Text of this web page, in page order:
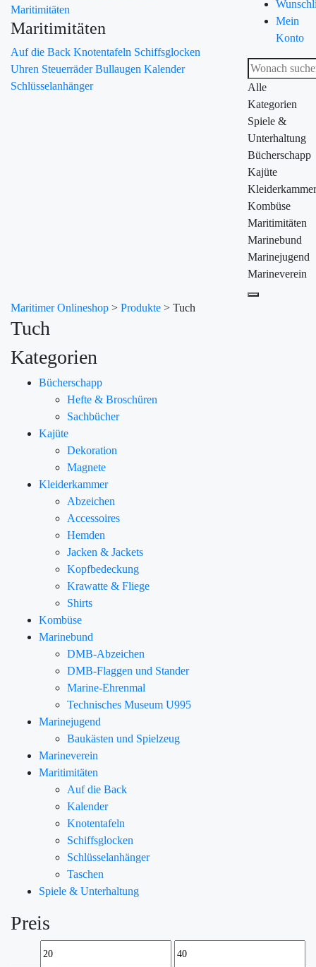
Maritimitäten
Maritimitäten
Auf die Back Knotentafeln Schiffsglocken
Uhren SteuerräderBullaugen Kalender
Schlüsselanhänger
Mein
Konto
Alle
Kategorien
Spiele &
Unterhaltung
Bücherschapp
Kajüte
Kleiderkammer
Kombüse
Maritimitäten
Marinebund
Marinejugend
Marineverein
Maritimer Onlineshop > Produkte > Tuch
Tuch
Kategorien
Bücherschapp
Hefte & Broschüren
Sachbücher
Kajüte
Dekoration
Magnete
Kleiderkammer
Abzeichen
Accessoires
Hemden
Jacken & Jackets
Kopfbedeckung
Krawatte & Fliege
Shirts
Kombüse
Marinebund
DMB-Abzeichen
DMB-Flaggen und Stander
Marine-Ehrenmal
Technisches Museum U995
Marinejugend
Baukästen und Spielzeug
Marineverein
Maritimitäten
Auf die Back
Kalender
Knotentafeln
Schiffsglocken
Schlüsselanhänger
Taschen
Spiele & Unterhaltung
Preis